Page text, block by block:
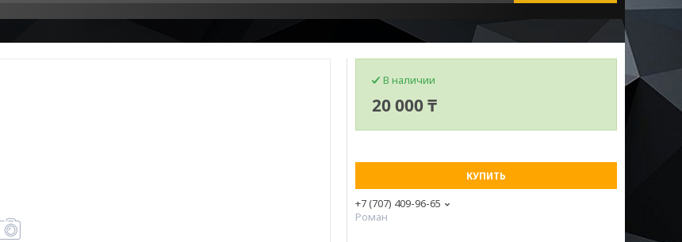
В наличии
20 000 ₸
КУПИТЬ
+7 (707) 409-96-65
Роман